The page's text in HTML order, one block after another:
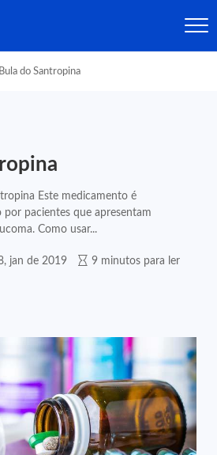
Bula do Santropina
Este medicamento é
pacientes que apresentam
Como usar...
jan de 2019 9 minutos para ler